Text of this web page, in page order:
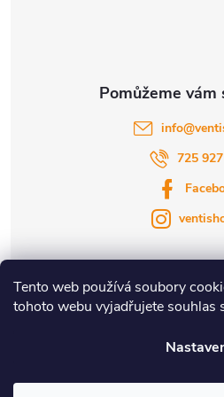
Tento web používá soubory
tohoto webu vyjadřujete souhlas
info@
725
|
Copyright 2026Ventishop.cz.